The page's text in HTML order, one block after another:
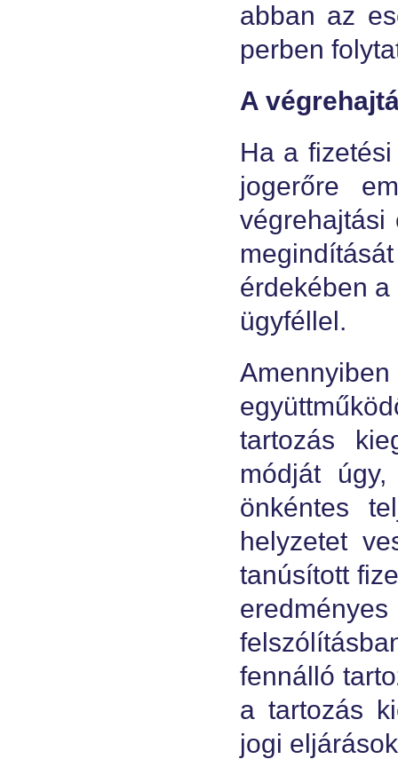
abban az
perben
A
Ha a
jogerőre
végrehajtási
érdekében
ügyféllel.
tartozás
módját
önkéntes
helyzetet
tanúsított
fennálló
a tartozás
jogi